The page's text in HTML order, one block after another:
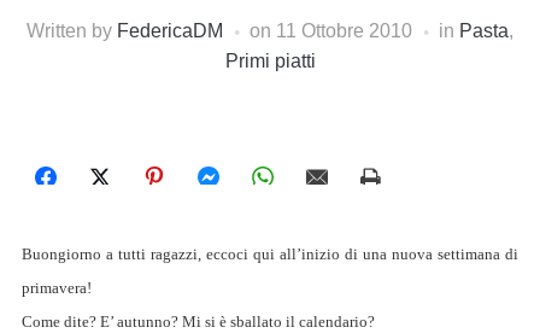
Written by FedericaDM on 11 Ottobre 2010 in Pasta,
Primi piatti
Buongiorno a tutti ragazzi, eccoci qui all’inizio di una nuova settimana di
primavera!
Come dite? E’ autunno? Mi si è sballato il calendario?